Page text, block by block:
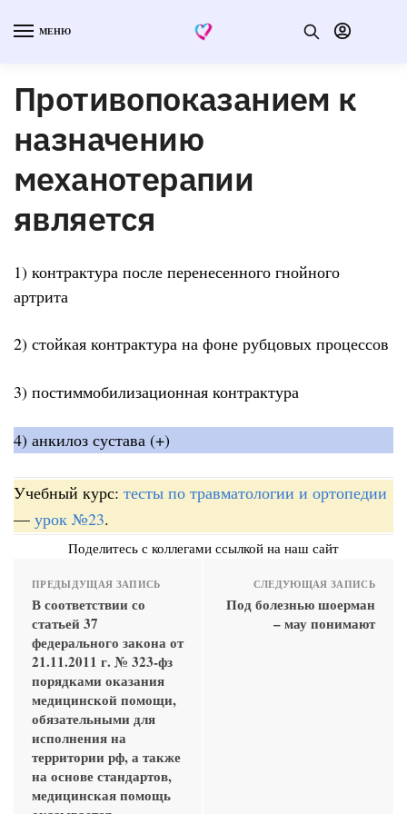
МЕНЮ
Противопоказанием к
назначению
механотерапии
является
1) контрактура после перенесенного гнойного
артрита
2) стойкая контрактура на фоне рубцовых процессов
3) постиммобилизационная контрактура
4) анкилоз сустава (+)
Учебный курс: тесты по травматологии и ортопедии
— урок №23.
Поделитесь с коллегами ссылкой на наш сайт
ПРЕДЫДУЩАЯ ЗАПИСЬ
В соответствии со
статьей 37
федерального закона от
21.11.2011 г. № 323-фз
порядками оказания
медицинской помощи,
обязательными для
исполнения на
территории рф, а также
на основе стандартов,
медицинская помощь
СЛЕДУЮЩАЯ ЗАПИСЬ
Под болезнью шоерман
– мау понимают